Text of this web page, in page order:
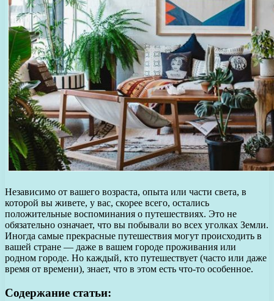
Независимо от вашего возраста, опыта или части света, в
которой вы живете, у вас, скорее всего, остались
положительные воспоминания о путешествиях. Это не
обязательно означает, что вы побывали во всех уголках Земли.
Иногда самые прекрасные путешествия могут происходить в
вашей стране — даже в вашем городе проживания или
родном городе. Но каждый, кто путешествует (часто или даже
время от времени), знает, что в этом есть что-то особенное.
Содержание статьи: